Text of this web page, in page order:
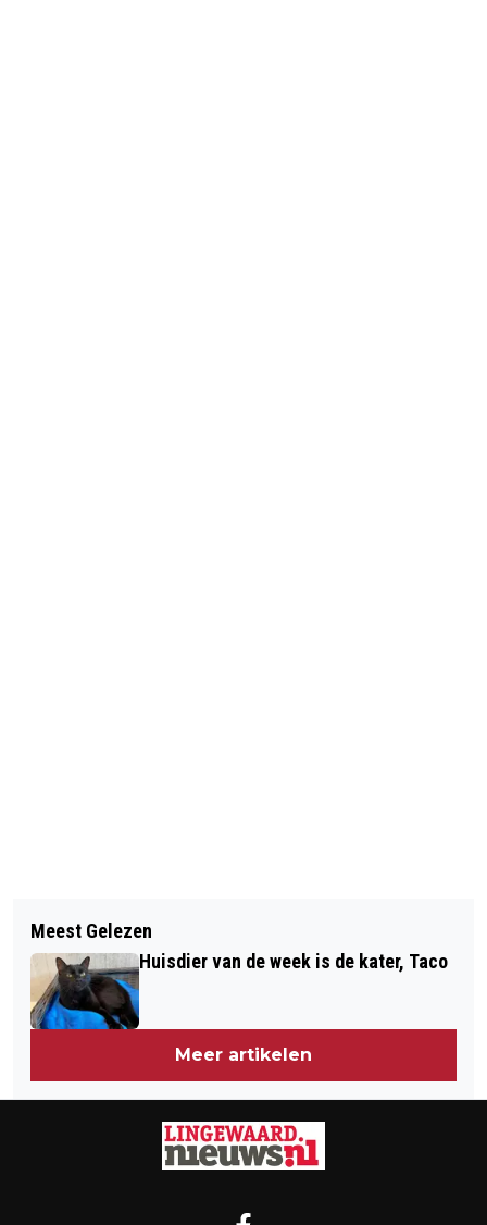
VALPREVENTIE VOOR OUDEREN IN
LINGEWAARD
NEXTGARDEN SPECIAL
Meest Gelezen
Huisdier van de week is de kater, Taco
Meer artikelen